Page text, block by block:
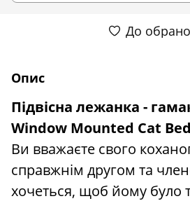
До
Опис
Підвісна лежанка -
Window Mounted Cat Bed
Ви вважаєте свого
справжнім другом та
хочеться, щоб йому було